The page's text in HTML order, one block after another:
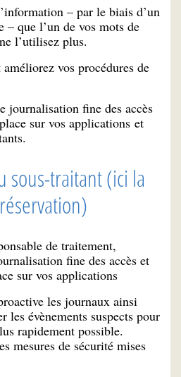
– par le biais d’un
– que l’un de vos mots de
l’utilisez plus.
vos procédures de
journalisation fine des accès
sur vos applications et
sous-traitant (ici la
de traitement,
fine des accès et
sur vos applications
les journaux ainsi
les évènements suspects pour
rapidement possible.
mesures de sécurité mises